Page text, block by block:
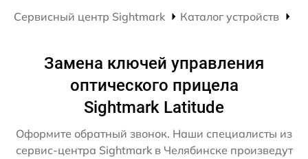
Сервисный центр Sightmark Каталог устройств
Замена ключей управления
оптического прицела
Sightmark Latitude
Оформите обратный звонок. Наши специалисты из
сервис-центра Sightmark в Челябинске произведут